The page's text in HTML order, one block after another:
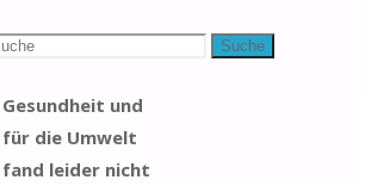
Suche
Folgen auf
Gesundheit und
für die Umwelt
fand leider nicht